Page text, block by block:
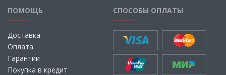
ПОМОЩЬ
Доставка
Оплата
Гарантии
Покупка в кредит
СПОСОБЫ ОПЛАТЫ